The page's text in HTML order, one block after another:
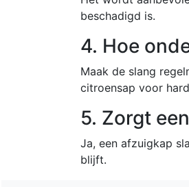
beschadigd is.
4. Hoe
Maak de slang
citroensap voor
5. Zorgt
Ja, een afzuigkap
blijft.